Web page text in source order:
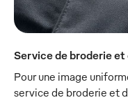
Service de broderie et
Pour une image
service de broderie et